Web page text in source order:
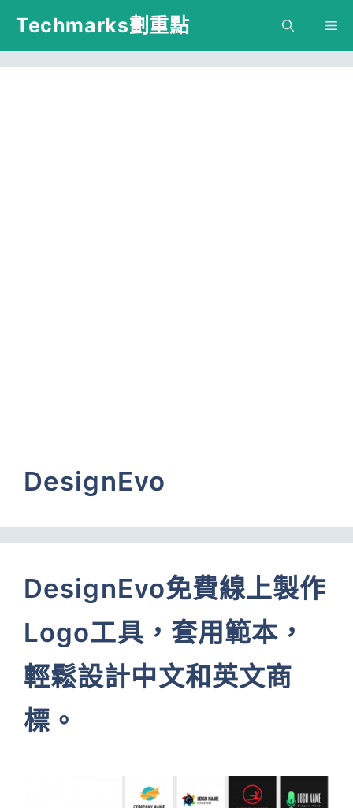
跳
主
Techmarks劃重點
DesignEvo
DesignEvo免費線上製作
Logo工具，套用範本，
輕鬆設計中文和英文商
標。